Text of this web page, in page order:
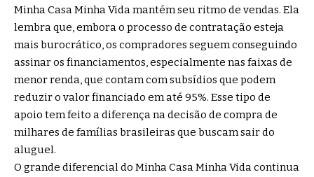
Minha Casa Minha Vida mantém seu ritmo de vendas. Ela
lembra que, embora o processo de contratação esteja
mais burocrático, os compradores seguem conseguindo
assinar os financiamentos, especialmente nas faixas de
menor renda, que contam com subsídios que podem
reduzir o valor financiado em até 95%. Esse tipo de
apoio tem feito a diferença na decisão de compra de
milhares de famílias brasileiras que buscam sair do
aluguel.
O grande diferencial do Minha Casa Minha Vida continua